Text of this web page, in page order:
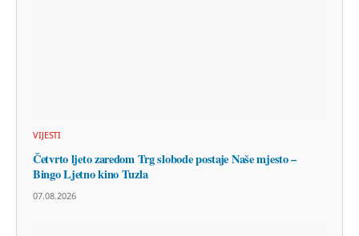
VIJESTI
Četvrto ljeto zaredom Trg slobode postaje Naše mjesto –
Bingo Ljetno kino Tuzla
07.08.2026